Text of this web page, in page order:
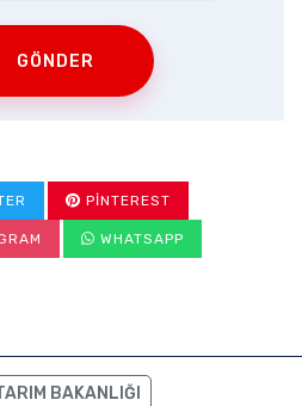
GÖNDER
PINTEREST
WHATSAPP
BAKANLIĞI